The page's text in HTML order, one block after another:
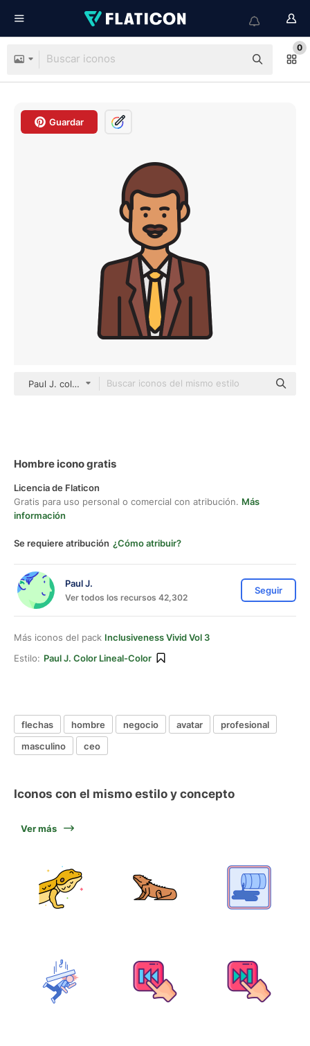
0
Guardar
Paul J. color lineal-color
Hombre icono gratis
Licencia de Flaticon
Gratis para uso personal o comercial con atribución. Más
información
Se requiere atribución ¿Cómo atribuir?
Paul J.
Ver todos los recursos 42,302
Seguir
Más iconos del pack Inclusiveness Vivid Vol 3
Estilo: Paul J. Color Lineal-Color
flechas hombre negocio avatar
profesional
masculino
ceo
Iconos con el mismo estilo y concepto
Ver más